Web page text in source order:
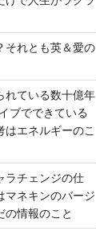
それとも英＆愛の
れている数十億年
ブでできている
はエネルギーのこ
ラチェンジの仕
マネキンのバージ
の情報のこと